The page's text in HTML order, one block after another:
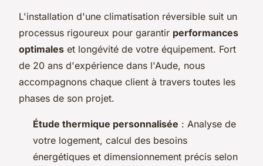
L'installation d'une climatisation réversible suit un
processus rigoureux pour garantir performances
optimales et longévité de votre équipement. Fort
de 20 ans d'expérience dans l'Aude, nous
accompagnons chaque client à travers toutes les
phases de son projet.
Étude thermique personnalisée : Analyse de
votre logement, calcul des besoins
énergétiques et dimensionnement précis selon